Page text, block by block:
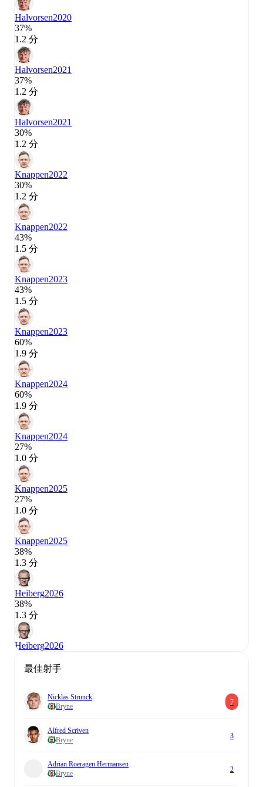
Halvorsen2020
37%
1.2 分
Halvorsen2021
37%
1.2 分
Halvorsen2021
30%
1.2 分
Knappen2022
30%
1.2 分
Knappen2022
43%
1.5 分
Knappen2023
43%
1.5 分
Knappen2023
60%
1.9 分
Knappen2024
60%
1.9 分
Knappen2024
27%
1.0 分
Knappen2025
27%
1.0 分
Knappen2025
38%
1.3 分
Heiberg2026
38%
1.3 分
Heiberg2026
最佳射手
Nicklas Strunck
Bryne
7
Alfred Scriven
Bryne
3
Adrian Roeragen Hermansen
Bryne
2